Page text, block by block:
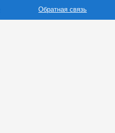
Обратная связь